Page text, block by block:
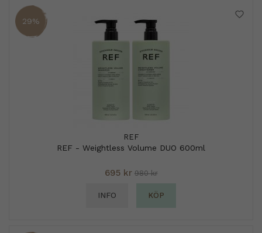
29%
REF
REF - Weightless Volume DUO 600ml
695 kr 980 kr
INFO KÖP